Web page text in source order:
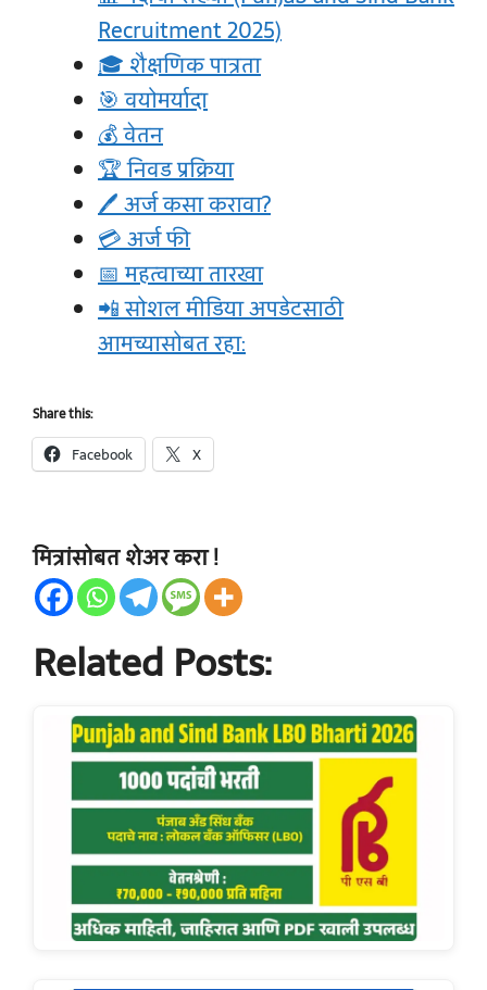
Recruitment 2025)
🎓 शैक्षणिक पात्रता
🎯 वयोमर्यादा
💰 वेतन
🏆 निवड प्रक्रिया
🖊️ अर्ज कसा करावा?
💳 अर्ज फी
📅 महत्वाच्या तारखा
📲 सोशल मीडिया अपडेटसाठी
आमच्यासोबत रहा:
Share this:
Facebook X
मित्रांसोबत शेअर करा !
Related Posts: